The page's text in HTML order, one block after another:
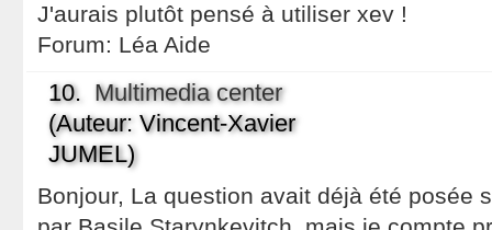
J'aurais plutôt pensé à utiliser xev !
Forum: Léa Aide
10. Multimedia center
(Auteur: Vincent-Xavier
JUMEL)
Bonjour, La question avait déjà été posée